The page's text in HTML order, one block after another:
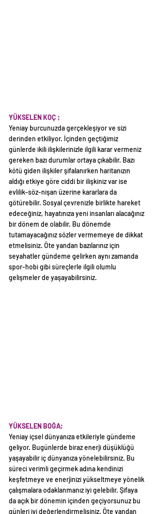
YÜKSELEN KOÇ ;
Yeniay burcunuzda gerçekleşiyor ve sizi
derinden etkiliyor. İçinden geçtiğimiz
günlerde ikili ilişkilerinizle ilgili karar vermeniz
gereken bazı durumlar ortaya çıkabilir. Bazı
kötü giden ilişkiler şifalanırken haritanızın
aldığı etkiye göre ciddi bir ilişkiniz var ise
evlilik-söz-nişan üzerine kararlara da
götürebilir. Sosyal çevrenizle birlikte hareket
edeceğiniz, hayatınıza yeni insanları alacağınız
bir dönem de olabilir. Bu dönemde
tutamayacağınız sözler vermemeye de dikkat
etmelisiniz. Öte yandan bazılarınız için
seyahatler gündeme gelirken aynı zamanda
spor-hobi gibi süreçlerle ilgili olumlu
gelişmeler de yaşayabilirsiniz.
YÜKSELEN BOĞA;
Yeniay içsel dünyanıza etkileriyle gündeme
geliyor. Bugünlerde biraz enerji düşüklüğü
yaşayabilir iç dünyanıza yönelebilirsiniz. Bu
süreci verimli geçirmek adına kendinizi
keşfetmeye ve enerjinizi yükseltmeye yönelik
çalışmalara odaklanmanız iyi gelebilir. Şifaya
da açık bir dönemin içinden geçiyorsunuz bu
günleri iyi değerlendirmelisiniz. Öte yandan